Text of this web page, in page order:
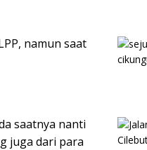
namun saat
saatnya nanti
juga dari para